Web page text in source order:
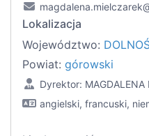
Lokalizacja
Województwo:
Powiat: górowski
Dyrektor: MAGDALENA
angielski, francuski,